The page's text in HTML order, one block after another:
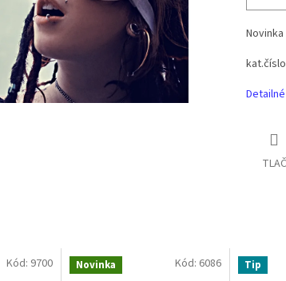
TLAČ
Kód: 9700 Novinka Kód: 6086 Tip